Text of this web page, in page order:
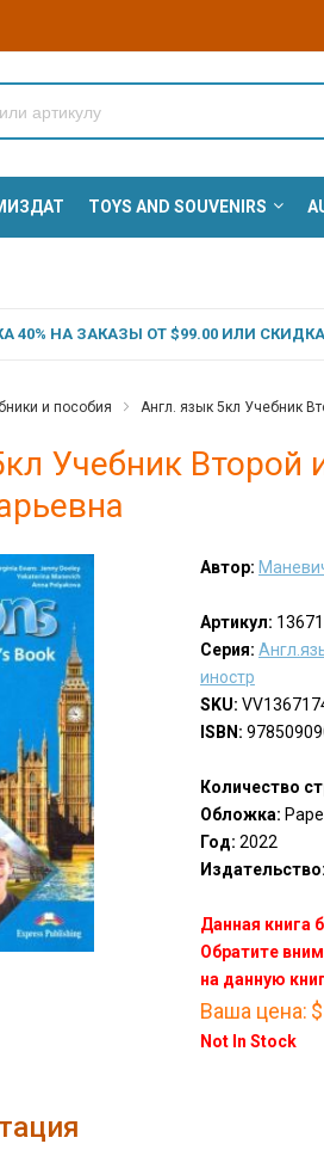
TOYS AND SOUVENIRS
НА ЗАКАЗЫ ОТ $99.00 ИЛИ СКИДКА
и пособия Англ. язык 5кл Учебник
Учебник
Автор:
Артикул:
Серия:
иностр
SKU:
ISBN:
Количество
Обложка:
Год: 2022
Издательство:
Данная книга
Обратите
на данную
Ваша цена:
Not In Stock